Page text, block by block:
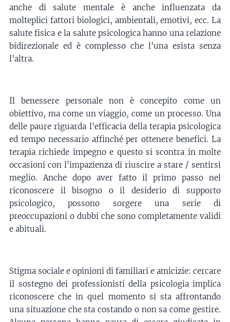
anche di salute mentale è anche influenzata da
molteplici fattori biologici, ambientali, emotivi, ecc. La
salute fisica e la salute psicologica hanno una relazione
bidirezionale ed è complesso che l'una esista senza
l'altra.
Il benessere personale non è concepito come un
obiettivo, ma come un viaggio, come un processo. Una
delle paure riguarda l'efficacia della terapia psicologica
ed tempo necessario affinché per ottenere benefici. La
terapia richiede impegno e questo si scontra in molte
occasioni con l'impazienza di riuscire a stare / sentirsi
meglio. Anche dopo aver fatto il primo passo nel
riconoscere il bisogno o il desiderio di supporto
psicologico, possono sorgere una serie di
preoccupazioni o dubbi che sono completamente validi
e abituali.
Stigma sociale e opinioni di familiari e amicizie: cercare
il sostegno dei professionisti della psicologia implica
riconoscere che in quel momento si sta affrontando
una situazione che sta costando o non sa come gestire.